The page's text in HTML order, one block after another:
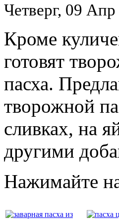
Четверг, 09
Кроме
готовят
пасха.
творожной
сливках, на
другими
Нажимайте